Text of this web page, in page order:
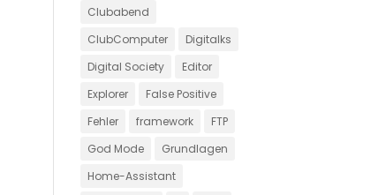
Clubabend
ClubComputer
Digitalks
Digital Society
Editor
Explorer
False Positive
Fehler
framework
FTP
God Mode
Grundlagen
Home-Assistant